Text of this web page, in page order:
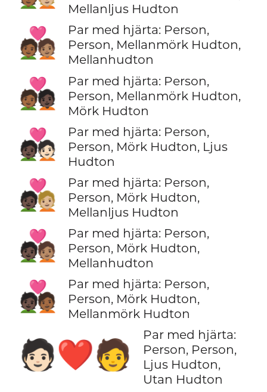
Mellanljus Hudton
🧑🏾‍❤️‍🧑🏽
Par med hjärta: Person,
Person, Mellanmörk Hudton,
Mellanhudton
🧑🏾‍❤️‍🧑🏿
Par med hjärta: Person,
Person, Mellanmörk Hudton,
Mörk Hudton
🧑🏿‍❤️‍🧑🏻
Par med hjärta: Person,
Person, Mörk Hudton, Ljus
Hudton
🧑🏿‍❤️‍🧑🏼
Par med hjärta: Person,
Person, Mörk Hudton,
Mellanljus Hudton
🧑🏿‍❤️‍🧑🏽
Par med hjärta: Person,
Person, Mörk Hudton,
Mellanhudton
🧑🏿‍❤️‍🧑🏾
Par med hjärta: Person,
Person, Mörk Hudton,
Mellanmörk Hudton
🧑🏻‍❤️‍🧑
Par med hjärta:
Person, Person,
Ljus Hudton,
Utan Hudton